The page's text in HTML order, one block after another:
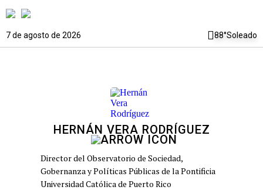
7 de agosto de 2026 88°Soleado
HERNÁN VERA RODRÍGUEZ
Director del Observatorio de Sociedad,
Gobernanza y Políticas Públicas de la Pontificia
Universidad Católica de Puerto Rico